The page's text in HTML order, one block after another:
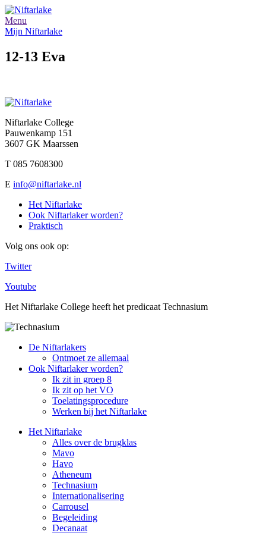
Menu
Mijn Niftarlake
12-13 Eva
Niftarlake College
Pauwenkamp 151
3607 GK Maarssen
T 085 7608300
E info@niftarlake.nl
Het Niftarlake
Ook Niftarlaker worden?
Praktisch
Volg ons ook op:
Twitter
Youtube
Het Niftarlake College heeft het predicaat Technasium
De Niftarlakers
Ontmoet ze allemaal
Ook Niftarlaker worden?
Ik zit in groep 8
Ik zit op het VO
Toelatingsprocedure
Werken bij het Niftarlake
Het Niftarlake
Alles over de brugklas
Mavo
Havo
Atheneum
Technasium
Internationalisering
Carrousel
Begeleiding
Decanaat